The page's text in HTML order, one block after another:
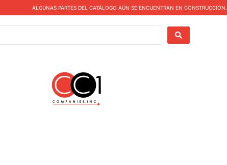
ALGUNAS PARTES DEL CATÁLOGO AÚN SE ENCUENTRAN EN CONSTRUCCIÓN.